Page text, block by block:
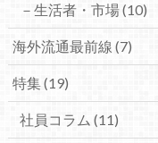
－生活者・市場(10)
海外流通最前線 (7)
特集(19)
社員コラム (11)